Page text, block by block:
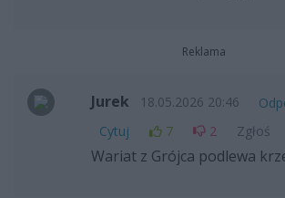
Reklama
Jurek 18.05.2026 20:46
Cytuj
7 2 Zgłoś
Wariat z Grójca podlewa